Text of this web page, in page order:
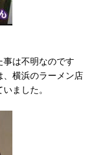
は不明なのです
、横浜のラーメン店
ました。